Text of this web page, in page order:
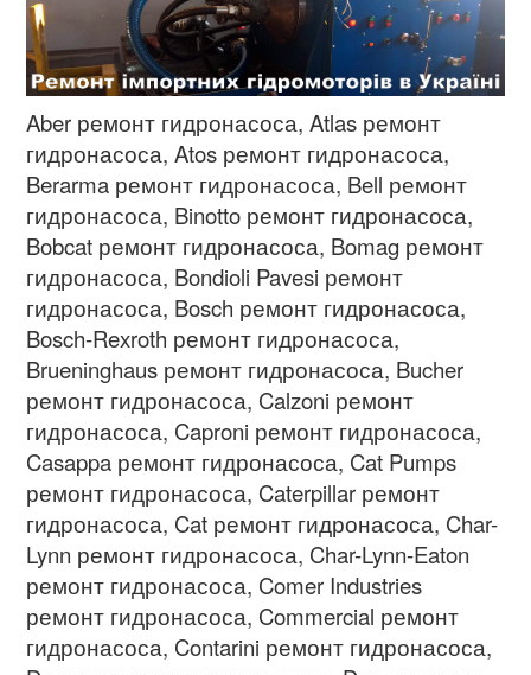
Aber ремонт гидронасоса, Atlas ремонт
гидронасоса, Atos ремонт гидронасоса,
Berarma ремонт гидронасоса, Bell ремонт
гидронасоса, Binotto ремонт гидронасоса,
Bobcat ремонт гидронасоса, Bomag ремонт
гидронасоса, Bondioli Pavesi ремонт
гидронасоса, Bosch ремонт гидронасоса,
Bosch-Rexroth ремонт гидронасоса,
Brueninghaus ремонт гидронасоса, Bucher
ремонт гидронасоса, Calzoni ремонт
гидронасоса, Caproni ремонт гидронасоса,
Casappa ремонт гидронасоса, Cat Pumps
ремонт гидронасоса, Caterpillar ремонт
гидронасоса, Cat ремонт гидронасоса, Char-
Lynn ремонт гидронасоса, Char-Lynn-Eaton
ремонт гидронасоса, Comer Industries
ремонт гидронасоса, Commercial ремонт
гидронасоса, Contarini ремонт гидронасоса,